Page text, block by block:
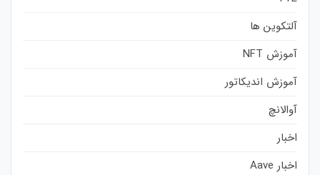
آلتکوین ها
آموزش NFT
آموزش اندیکاتور
آوالانچ
اخبار
اخبار Aave